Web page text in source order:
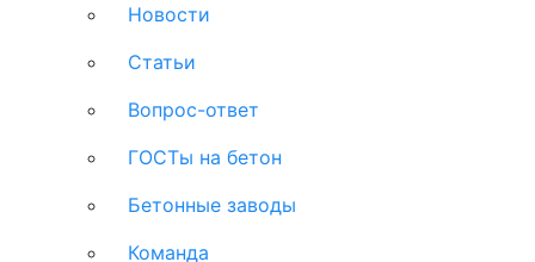
Новости
Статьи
Вопрос-ответ
ГОСТы на бетон
Бетонные заводы
Команда